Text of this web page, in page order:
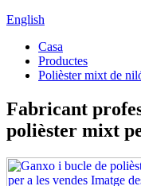
English
Casa
Productes
Polièster mixt de
Fabricant
polièster mixt